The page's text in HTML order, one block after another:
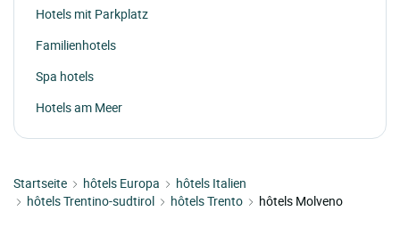
Hotels mit Parkplatz
Familienhotels
Spa hotels
Hotels am Meer
Startseite hôtels Europa
hôtels Italien
hôtels Trentino-sudtirol
hôtels Trento hôtels Molveno